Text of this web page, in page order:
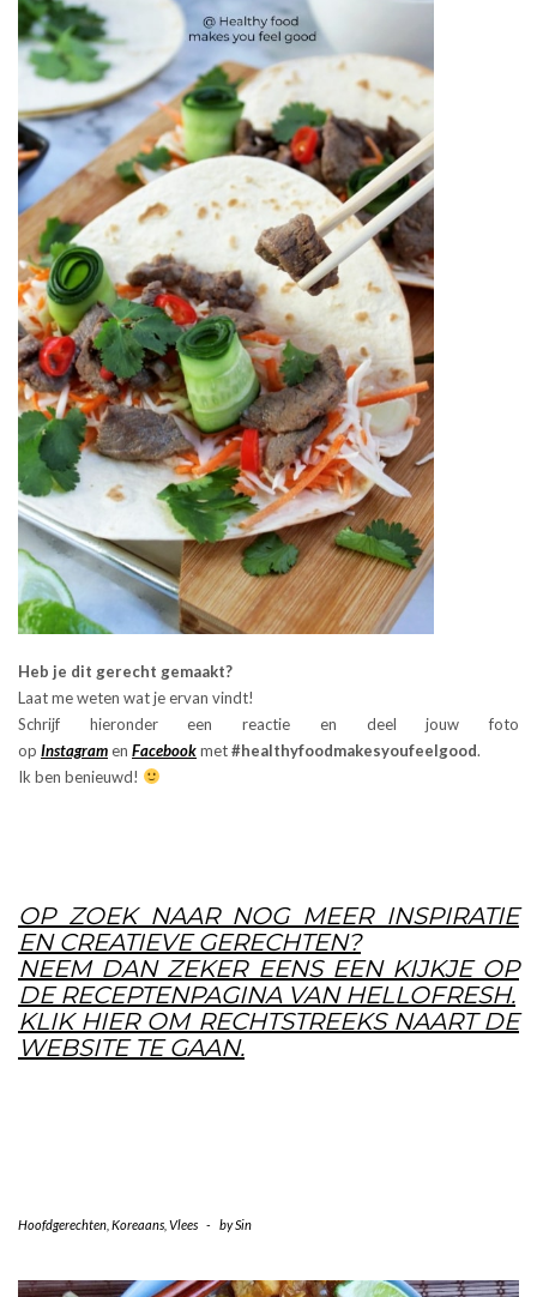
Heb je dit gerecht gemaakt?
Laat me weten wat je ervan vindt!
Schrijf hieronder een reactie en deel jouw foto
op Instagramen Facebookmet#healthyfoodmakesyoufeelgood.
Ik ben benieuwd!
OP ZOEK NAAR NOG MEER INSPIRATIE
EN CREATIEVE GERECHTEN?
NEEM DAN ZEKER EENS EEN KIJKJE OP
DE RECEPTENPAGINA VAN HELLOFRESH.
KLIK HIER OM RECHTSTREEKS NAART DE
WEBSITE TE GAAN.
Hoofdgerechten Koreaans Vlees - bySin